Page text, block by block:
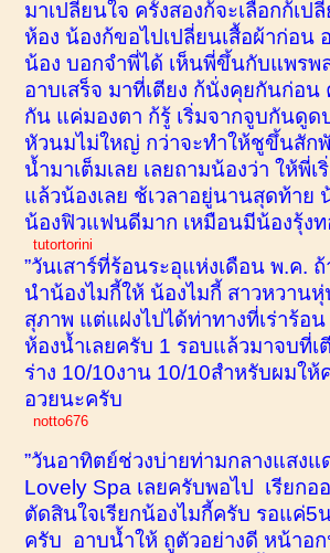
มาเปลี่ยนใจ ครั้งสองก้จะเลือกก้เ
ห้อง น้องก้ขอไปเปลี่ยนเสื้อผ้าก่อ
น้อง บอกจำพี่ได้ เห็นพี่ขึ้นกับแพรพ
อาบเสร็จ มาที่เตียง ก้นั่งคุยกันก่อ
กัน แค่มองตา ก้รู้ เริ่มจากจูบกันดู
หัวนมไม่ใหญ่ กว่าจะทำให้ชูขึ้นสักพั
น้ำมาเต็มเลย เลยถามน้องว่า ให้
แล้วน้องเลย ช้เวลาอยู่นานสุดท้าย
น้องฟิวแฟนดีมาก เหมือนมีน้องรุ้ง
tutortorini
”วันเสาร์ที่ร้อนระอุแห่งเดือน พ.ค.
นำน้องไมกี้ให้ น้องไมกี้ สาวหวา
สุภาพ แต่แฝงไปได้ท่าทางที่เร่าร้อ
ห้องน้ำเลยครับ 1 รอบแล้วมาจบที่
ร่าง 10/10งาน 10/10สำหรับผมใ
อวยนะครับ
notto676
”วันอาทิตย์ช่วงบ่ายท่ามกลางแสง
Lovely Spa เลยครับพอไป เรียก
ตัดสินใจเรียกน้องไมกี้ครับ รอแค่
ครับ อาบน้ำให้ ถูตัวอย่างดี หน้าอ